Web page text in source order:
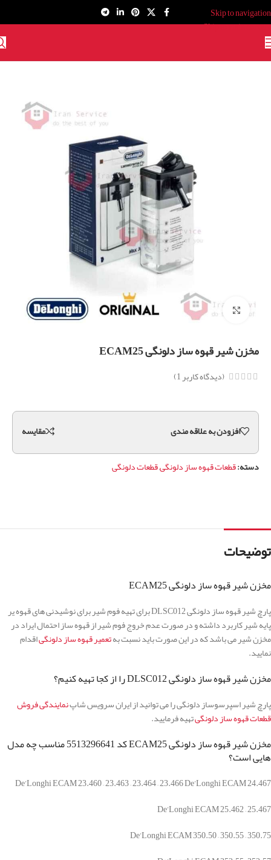
Skip to navigation
Skip to main content
برای بزرگنمایی کلیک کنید
مخزن شیر قهوه ساز دلونگی ECAM25
(دیدگاه کاربر1
)
افزودن به علاقه مندی مقايسه
دسته:قطعات قهوه ساز دلونگی,قطعات دلونگی
توضیحات
مخزن شیر قهوه ساز دلونگی ECAM25
پارچ شیر قهوه ساز دلونگی DLSC012 برای تهیه فوم شیر برای نوشیدنی های قهوه یر
پایه شیر کاربرد داشته و در صورت عدم خروج فوم شیر از قهوه ساز احتمال ایراد در
مخزن شیر می باشد که در این صورت باید نسبت بهتعمیر قهوه ساز دلونگیاقدام
نمایید.
مخزن شیر قهوه ساز دلونگی DLSC012 را از کجا تهیه کنیم؟
پارچ شیر اسپرسوساز دلونگی را می توانید از ایران سرویس شاپنمایندگی فروش
قطعات قهوه ساز دلونگیتهیه فرمایید.
مخزن شیر قهوه ساز دلونگی ECAM25 کد 5513296641 مناسب چه مدل
هایی است؟
De’Longhi ECAM 23.460 – 23.463 – 23.464 – 23.466 De’Longhi ECAM 24.467
De’Longhi ECAM 25.462 – 25.467
De’Longhi ECAM 350.50 – 350.55 – 350.75